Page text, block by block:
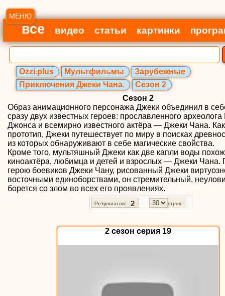
МЕНЮ
все видео статьи картинки
Ozzi.plus Мультфильмы
Зарубежные
Приключения Джеки Чана.
Сезон 2
Сезон 2
Образ анимационного персонажа Джеки объединил в
сразу двух известных героев: прославленного
Джонса и всемирно известного актёра — Джеки Чана.
прототип, Джеки путешествует по миру в поисках
из которых обнаруживают в себе магические свойства.
Кроме того, мультяшный Джеки как две капли воды
киноактёра, любимца и детей и взрослых — Джеки Чана.
герою боевиков Джеки Чану, рисованный Джеки
восточными единоборствами, он стремительный,
борется со злом во всех его проявлениях.
Результатов: 2 строк
2 сезон серия 19